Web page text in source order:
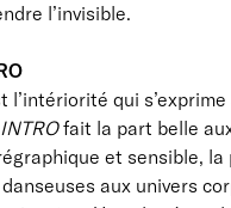
l’invisible.
l’intériorité qui
INTROfait la part belle
et sensible,
aux univers